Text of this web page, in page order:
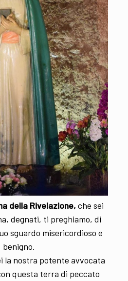
della Rivelazione, che sei
degnati, ti preghiamo, di
sguardo misericordioso e
benigno.
la nostra potente avvocata
questa terra di peccato